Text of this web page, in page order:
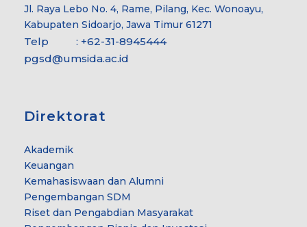
Jl. Raya Lebo No. 4, Rame, Pilang, Kec. Wonoayu,
Kabupaten Sidoarjo, Jawa Timur 61271
Telp : +62-31-8945444
pgsd@umsida.ac.id
Direktorat
Akademik
Keuangan
Kemahasiswaan dan Alumni
Pengembangan SDM
Riset dan Pengabdian Masyarakat